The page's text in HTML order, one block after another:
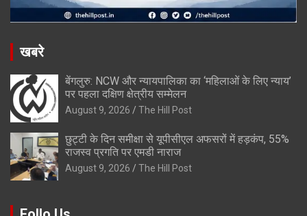
खबरे
बेंगलुरु: NCW और न्यायपालिका का ‘महिलाओं के लिए न्याय’
पर पहला दक्षिण क्षेत्रीय सम्मेलन
August 9, 2026 The Hill Post
छुट्टी के दिन समीक्षा से यूपीसीएल अफसरों में हड़कंप, 55%
राजस्व प्रगति पर एमडी नाराज
August 9, 2026 The Hill Post